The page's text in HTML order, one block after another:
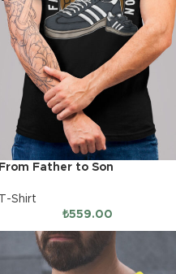
From Father to Son
T-Shirt
₺559.00